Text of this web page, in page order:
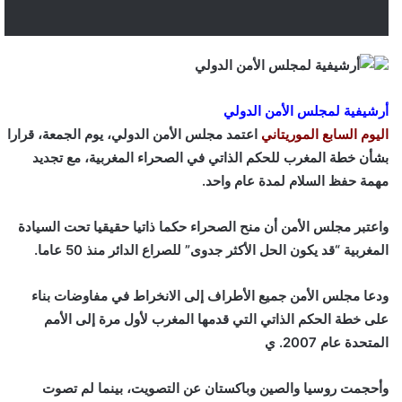
أرشيفية لمجلس الأمن الدولي
اليوم السابع الموريتاني اعتمد مجلس الأمن الدولي، يوم الجمعة، قرارا
بشأن خطة المغرب للحكم الذاتي في الصحراء المغربية، مع تجديد
مهمة حفظ السلام لمدة عام واحد.
واعتبر مجلس الأمن أن منح الصحراء حكما ذاتيا حقيقيا تحت السيادة
المغربية “قد يكون الحل الأكثر جدوى” للصراع الدائر منذ 50 عاما.
ودعا مجلس الأمن جميع الأطراف إلى الانخراط في مفاوضات بناء
على خطة الحكم الذاتي التي قدمها المغرب لأول مرة إلى الأمم
المتحدة عام 2007. ي
وأحجمت روسيا والصين وباكستان عن التصويت، بينما لم تصوت